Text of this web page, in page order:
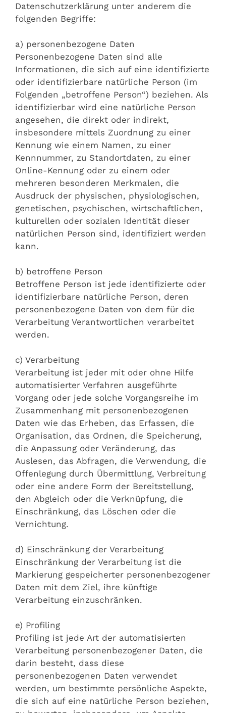
Datenschutzerklärung unter anderem die
folgenden Begriffe:
a) personenbezogene Daten
Personenbezogene Daten sind alle
Informationen, die sich auf eine identifizierte
oder identifizierbare natürliche Person (im
Folgenden „betroffene Person“) beziehen. Als
identifizierbar wird eine natürliche Person
angesehen, die direkt oder indirekt,
insbesondere mittels Zuordnung zu einer
Kennung wie einem Namen, zu einer
Kennnummer, zu Standortdaten, zu einer
Online-Kennung oder zu einem oder
mehreren besonderen Merkmalen, die
Ausdruck der physischen, physiologischen,
genetischen, psychischen, wirtschaftlichen,
kulturellen oder sozialen Identität dieser
natürlichen Person sind, identifiziert werden
kann.
b) betroffene Person
Betroffene Person ist jede identifizierte oder
identifizierbare natürliche Person, deren
personenbezogene Daten von dem für die
Verarbeitung Verantwortlichen verarbeitet
werden.
c) Verarbeitung
Verarbeitung ist jeder mit oder ohne Hilfe
automatisierter Verfahren ausgeführte
Vorgang oder jede solche Vorgangsreihe im
Zusammenhang mit personenbezogenen
Daten wie das Erheben, das Erfassen, die
Organisation, das Ordnen, die Speicherung,
die Anpassung oder Veränderung, das
Auslesen, das Abfragen, die Verwendung, die
Offenlegung durch Übermittlung, Verbreitung
oder eine andere Form der Bereitstellung,
den Abgleich oder die Verknüpfung, die
Einschränkung, das Löschen oder die
Vernichtung.
d) Einschränkung der Verarbeitung
Einschränkung der Verarbeitung ist die
Markierung gespeicherter personenbezogener
Daten mit dem Ziel, ihre künftige
Verarbeitung einzuschränken.
e) Profiling
Profiling ist jede Art der automatisierten
Verarbeitung personenbezogener Daten, die
darin besteht, dass diese
personenbezogenen Daten verwendet
werden, um bestimmte persönliche Aspekte,
die sich auf eine natürliche Person beziehen,